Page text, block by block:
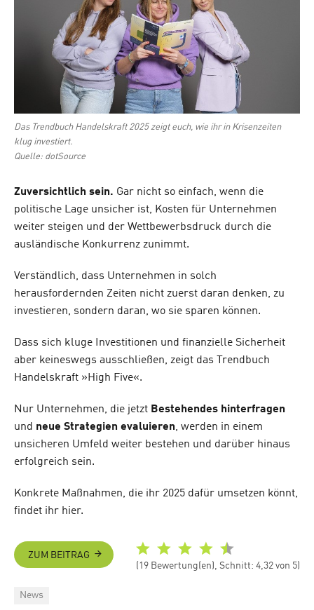
Das Trendbuch Handelskraft 2025 zeigt euch, wie ihr in Krisenzeiten
klug investiert.
Quelle: dotSource
Zuversichtlich sein. Gar nicht so einfach, wenn die
politische Lage unsicher ist, Kosten für Unternehmen
weiter steigen und der Wettbewerbsdruck durch die
ausländische Konkurrenz zunimmt.
Verständlich, dass Unternehmen in solch
herausfordernden Zeiten nicht zuerst daran denken, zu
investieren, sondern daran, wo sie sparen können.
Dass sich kluge Investitionen und finanzielle Sicherheit
aber keineswegs ausschließen, zeigt das Trendbuch
Handelskraft »High Five«.
Nur Unternehmen, die jetzt Bestehendes hinterfragen
und neue Strategien evaluieren, werden in einem
unsicheren Umfeld weiter bestehen und darüber hinaus
erfolgreich sein.
Konkrete Maßnahmen, die ihr 2025 dafür umsetzen könnt,
findet ihr hier.
ZUM BEITRAG
(19 Bewertung(en), Schnitt: 4,32 von 5)
Categories
News